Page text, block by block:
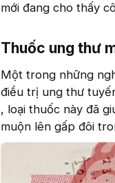
mới đang cho thấy
Thuốc ung thư
Một trong những
điều trị ung thư
, loại thuốc này đã
muộn lên gấp đôi